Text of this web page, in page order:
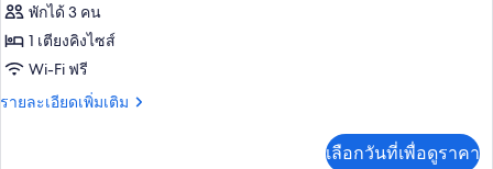
ทั้งหมด
ของ
สตู
พักได้ 3 คน
1 เตียงคิงไซส์
Wi-Fi ฟรี
รายละเอียดเพิ่มเติม
ราย
เลือกวันที่เพื่อดูราคา